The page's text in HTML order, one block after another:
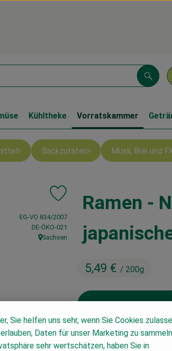
Suchen
Kühltheke Vorratskammer
Backzutaten Müsli, Brei und
Ramen -
5,49 € / 200g
Produkt zu Favouriten hinzufügen
, Verband:
EG-VO 834/2007
, Kontrollstelle:
DE-ÖKO-021
, Herkunft:
Sachsen
200g
Sie helfen uns sehr, wenn Sie Cookies
Daten für unser Marketing zu
sehr wertschätzen, haben Sie in